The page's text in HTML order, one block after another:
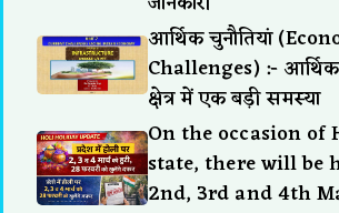
आर्थिक चुनौतियां
Challenges) :- आर्थिक
क्षेत्र में एक बड़ी समस्या
On the occasion of
state, there will be
2nd, 3rd and 4th